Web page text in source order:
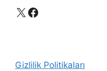
X Facebook
Gizlilik Politikaları